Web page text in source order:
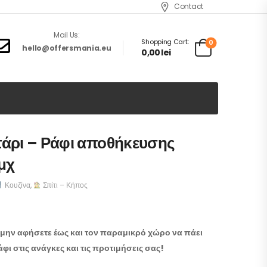
Contact
Mail Us:
hello@offersmania.eu
Shopping Cart:
0,00lei
0
– Ράφι αποθήκευσης
Κουζίνα, Σπίτι – Κήπος
αφήσετε έως και τον παραμικρό χώρο να πάει
στις ανάγκες και τις προτιμήσεις σας!